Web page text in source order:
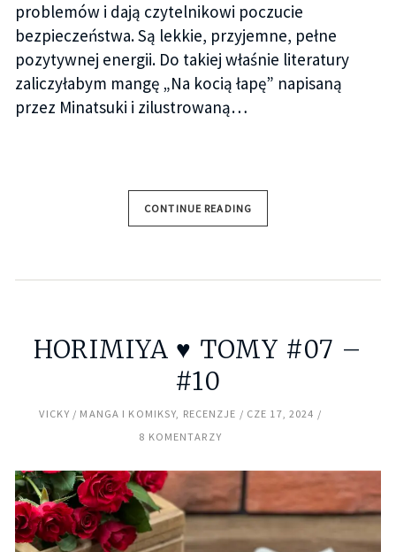
problemów i dają czytelnikowi poczucie
bezpieczeństwa. Są lekkie, przyjemne, pełne
pozytywnej energii. Do takiej właśnie literatury
zaliczyłabym mangę „Na kocią łapę” napisaną
przez Minatsuki i zilustrowaną…
CONTINUE READING
HORIMIYA ♥ TOMY #07 –
#10
VICKY MANGA I KOMIKSY, RECENZJE
CZE 17, 2024
8 KOMENTARZY